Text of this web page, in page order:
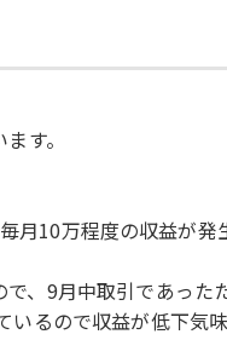
す。
10万程度の収益が発
、9月中取引であっ
るので収益が低下気味